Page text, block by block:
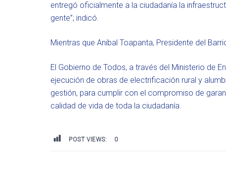
entregó oficialmente a la ciudadanía la
gente”; indicó.
Mientras que Anibal Toapanta, Presidente del
El Gobierno de Todos, a través del Ministerio de
ejecución de obras de electrificación rural y
gestión, para cumplir con el compromiso de
calidad de vida de toda la ciudadanía.
POST VIEWS: 0